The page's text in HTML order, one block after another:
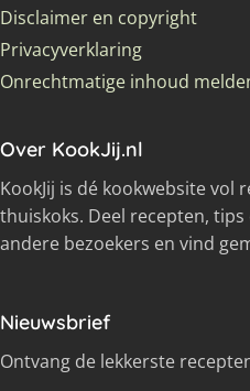
Disclaimer en copyright
Privacyverklaring
Onrechtmatige inhoud
Over KookJij.nl
KookJij is dé kookwebsite
thuiskoks. Deel recepten,
andere bezoekers en vind
Nieuwsbrief
Ontvang de lekkerste